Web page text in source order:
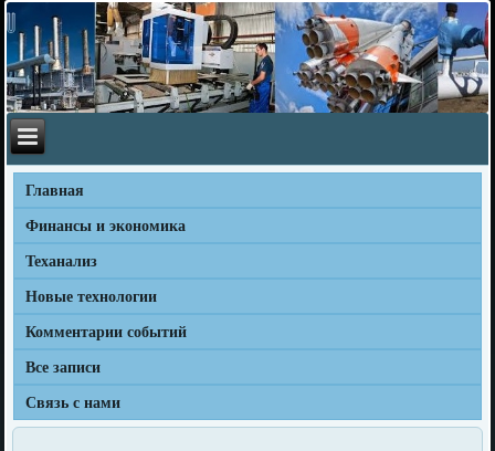
Главная
Финансы и экономика
Теханализ
Новые технологии
Комментарии событий
Все записи
Связь с нами